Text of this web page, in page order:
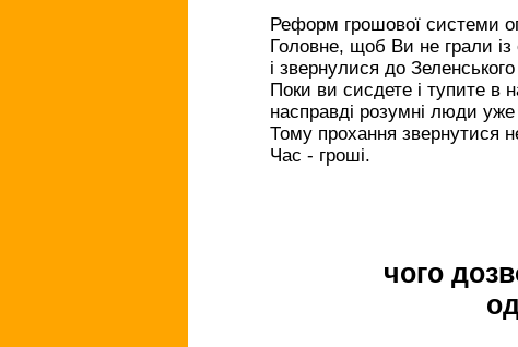
Реформ грошової системи
Головне, щоб Ви не грали
і звернулися до
Поки ви сисдете і тупите в
насправді розумні люди
Тому прохання звернутися
Час - гроші.
чого